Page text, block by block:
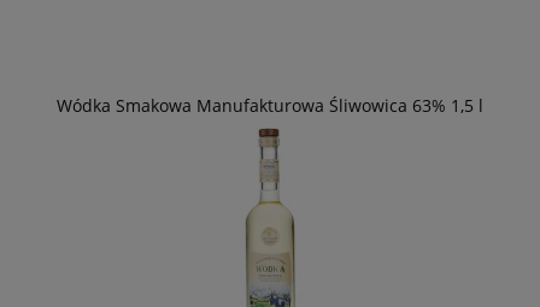
Wódka Smakowa Manufakturowa Śliwowica 63% 1,5 l